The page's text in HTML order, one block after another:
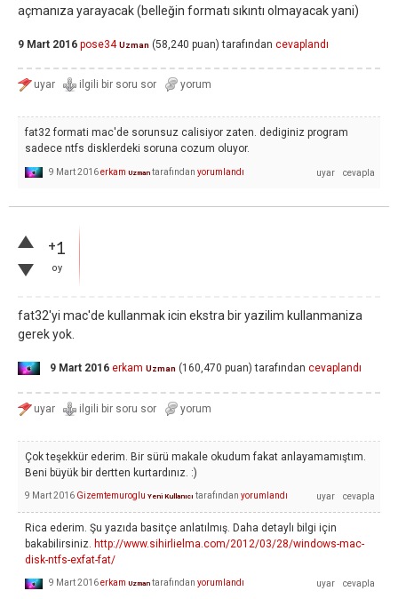
açmanıza yarayacak (belleğin formatı sıkıntı olmayacak yani)
9 Mart 2016 pose34 Uzman (58,240 puan) tarafından cevaplandı
fat32 formati mac'de sorunsuz calisiyor zaten. dediginiz program
sadece ntfs disklerdeki soruna cozum oluyor.
9 Mart 2016erkam Uzman tarafından yorumlandı
+1
oy
fat32'yi mac'de kullanmak icin ekstra bir yazilim kullanmaniza
gerek yok.
9 Mart 2016 erkam Uzman (160,470 puan) tarafından cevaplandı
Çok teşekkür ederim. Bir sürü makale okudum fakat anlayamamıştım.
Beni büyük bir dertten kurtardınız. :)
9 Mart 2016 Gizemtemuroglu Yeni Kullanıcı tarafından yorumlandı
Rica ederim. Şu yazıda basitçe anlatılmış. Daha detaylı bilgi için
bakabilirsiniz.
http://www.sihirlielma.com/2012/03/28/windows-mac-
disk-ntfs-exfat-fat/
9 Mart 2016erkam Uzman tarafından yorumlandı